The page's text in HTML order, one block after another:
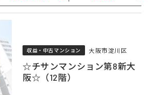
収益・中古マンション 大阪市淀川区
☆チサンマンション第8新大
阪☆（12階）